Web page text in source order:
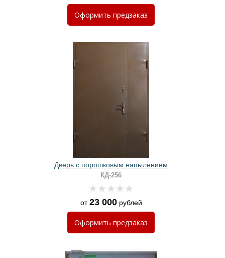
Оформить предзаказ
Дверь с порошковым напылением
КД-256
от23 000рублей
Оформить предзаказ